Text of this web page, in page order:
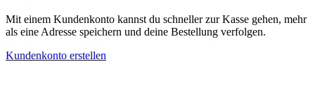
Mit einem Kundenkonto kannst du schneller zur Kasse gehen, mehr
als eine Adresse speichern und deine Bestellung verfolgen.
Kundenkonto erstellen